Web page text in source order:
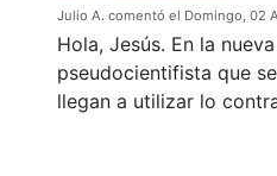
Julio A. comentó el Domingo, 02
Hola, Jesús. En la
pseudocientifista que
llegan a utilizar lo